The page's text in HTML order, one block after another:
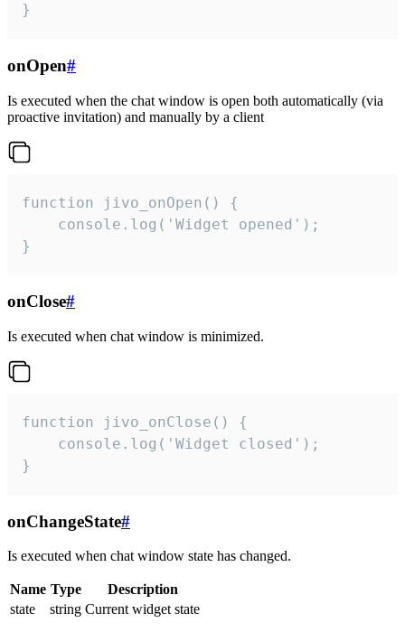
}
onOpen#
Is executed when the chat window is open both automatically (via
proactive invitation) and manually by a client
function jivo_onOpen() {
    console.log('Widget opened');
}
onClose#
Is executed when chat window is minimized.
function jivo_onClose() {
    console.log('Widget closed');
}
onChangeState#
Is executed when chat window state has changed.
Name Type
Description
state
string Current widget state